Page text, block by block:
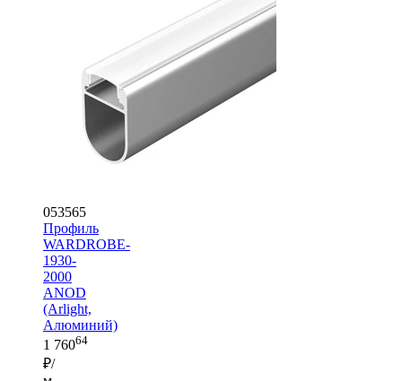
053565
Профиль
WARDROBE-
1930-
2000
ANOD
(Arlight,
Алюминий)
1 76064
₽/